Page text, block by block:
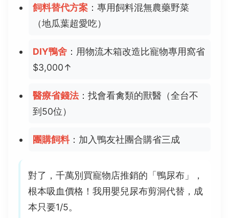
飼料替代方案 ：專用飼料混無農藥野菜
（地瓜葉超愛吃）
DIY鴨舍 ：用物流木箱改造比寵物專用窩省
$3,000↑
醫療省錢法：找會看禽類的獸醫（全台不
到50位）
團購飼料：加入鴨友社團合購省三成
對了，千萬別買寵物店推銷的「鴨尿布」，
根本吸血價格！我用嬰兒尿布剪洞代替，成
本只要1/5。